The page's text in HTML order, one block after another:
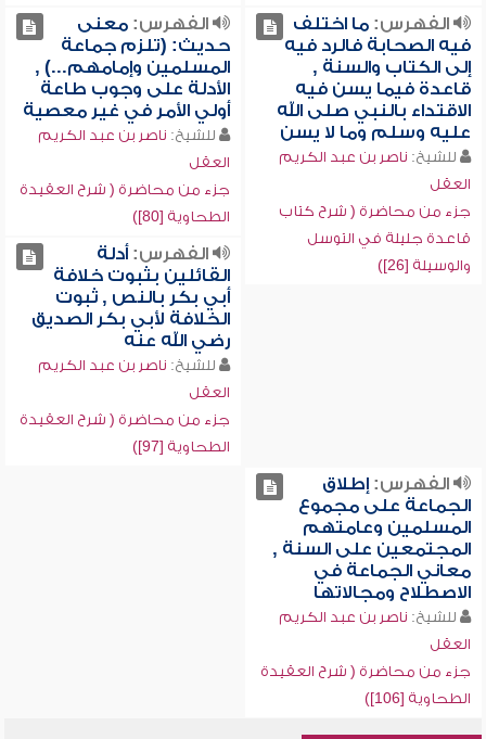
الفهرس:ما اختلف
فيه الصحابة فالرد فيه
إلى الكتاب والسنة ,
قاعدة فيما يسن فيه
الاقتداء بالنبي صلى الله
عليه وسلم وما لا يسن
للشيخ: ناصر بن عبد الكريم
العقل
جزء من محاضرة ( شرح كتاب
قاعدة جليلة في التوسل
والوسيلة [26])
الفهرس:معنى
حديث: (تلزم جماعة
المسلمين وإمامهم...) ,
الأدلة على وجوب طاعة
أولي الأمر في غير معصية
للشيخ: ناصر بن عبد الكريم
العقل
جزء من محاضرة ( شرح العقيدة
الطحاوية [80])
الفهرس:أدلة
القائلين بثبوت خلافة
أبي بكر بالنص , ثبوت
الخلافة لأبي بكر الصديق
رضي الله عنه
للشيخ: ناصر بن عبد الكريم
العقل
جزء من محاضرة ( شرح العقيدة
الطحاوية [97])
الفهرس:إطلاق
الجماعة على مجموع
المسلمين وعامتهم
المجتمعين على السنة ,
معاني الجماعة في
الاصطلاح ومجالاتها
للشيخ: ناصر بن عبد الكريم
العقل
جزء من محاضرة ( شرح العقيدة
الطحاوية [106])